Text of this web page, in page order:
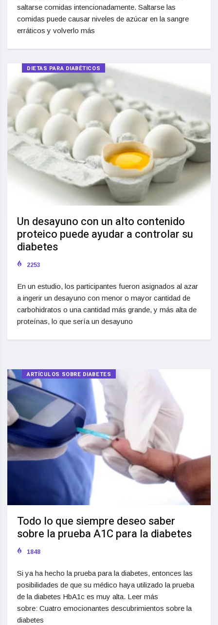
saltarse comidas intencionadamente. Saltarse las
comidas puede causar niveles de azúcar en la sangre
erráticos y volverlo más
DIETAS PARA DIABÉTICOS
Un desayuno con un alto contenido
proteico puede ayudar a controlar su
diabetes
2253
En un estudio, los participantes fueron asignados al azar
a ingerir un desayuno con menor o mayor cantidad de
carbohidratos o una cantidad más grande, y más alta de
proteínas, lo que sería un desayuno
ARTÍCULOS SOBRE DIABETES
Todo lo que siempre deseo saber
sobre la prueba A1C para la diabetes
1848
Si ya ha hecho la prueba para la diabetes, entonces las
posibilidades de que su médico haya utilizado la prueba
de la diabetes HbA1c es muy alta. Leer más
sobre: Cuatro emocionantes descubrimientos sobre la
diabetes